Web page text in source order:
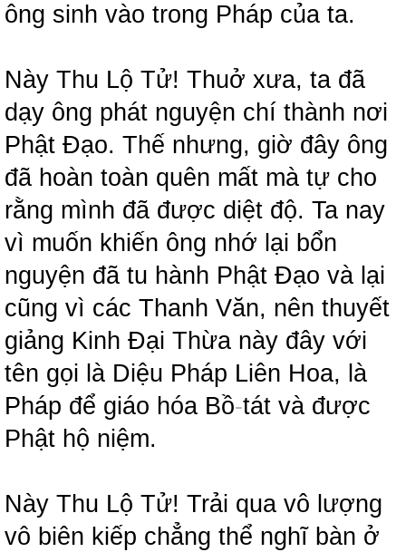
ông sinh vào trong Pháp của ta.
Này Thu Lộ Tử! Thuở xưa, ta đã
dạy ông phát nguyện chí thành nơi
Phật Đạo. Thế nhưng, giờ đây ông
đã hoàn toàn quên mất mà tự cho
rằng mình đã được diệt độ. Ta nay
vì muốn khiến ông nhớ lại bổn
nguyện đã tu hành Phật Đạo và lại
cũng vì các Thanh Văn, nên thuyết
giảng Kinh Đại Thừa này đây với
tên gọi là Diệu Pháp Liên Hoa, là
Pháp để giáo hóa Bồ-tát và được
Phật hộ niệm.
Này Thu Lộ Tử! Trải qua vô lượng
vô biên kiếp chẳng thể nghĩ bàn ở